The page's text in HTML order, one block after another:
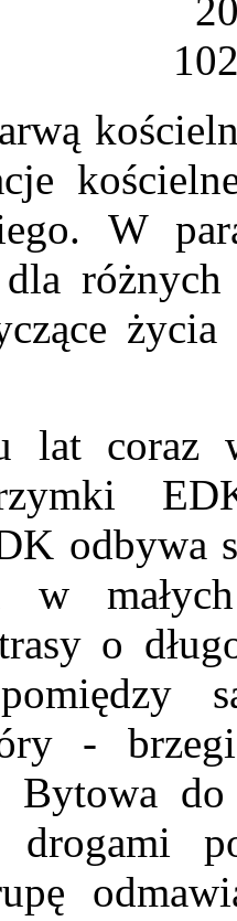
W
dla
lat coraz
odbywa
w
o
-
Bytowa
drogami